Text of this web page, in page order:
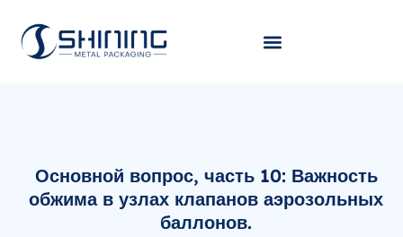
Основной вопрос, часть 10: Важность
обжима в узлах клапанов аэрозольных
баллонов.